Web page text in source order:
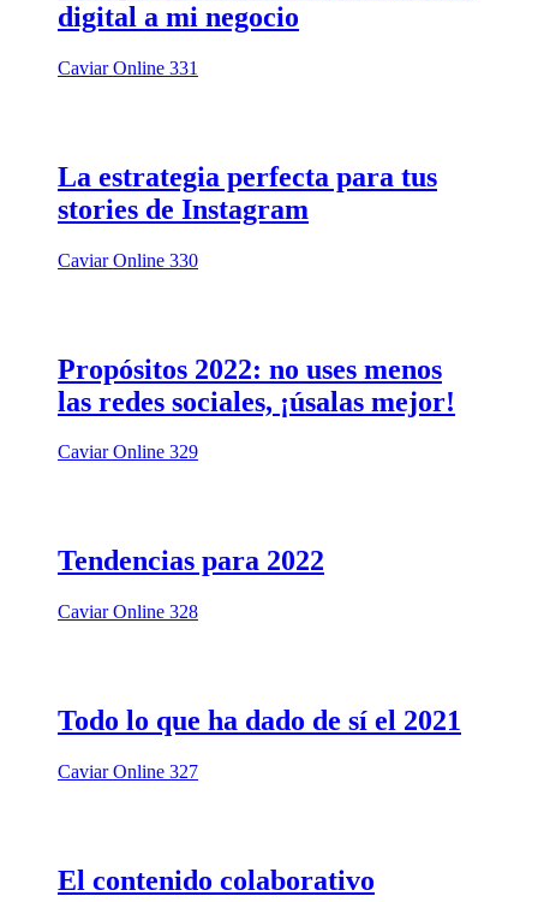
digital a mi negocio
Caviar Online 331
La estrategia perfecta para tus
stories de Instagram
Caviar Online 330
Propósitos 2022: no uses menos
las redes sociales, ¡úsalas mejor!
Caviar Online 329
Tendencias para 2022
Caviar Online 328
Todo lo que ha dado de sí el 2021
Caviar Online 327
El contenido colaborativo